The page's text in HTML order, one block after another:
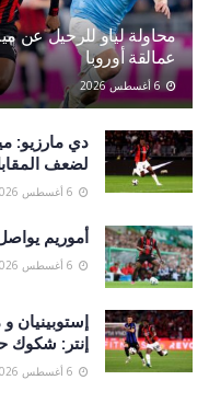
محاولة لياو للرحيل عن
عمالقة أوروبا
6 أغسطس 2026
دي مارزيو:
لضعف
أموريم
إستوبينيان
إنتر: شكوك